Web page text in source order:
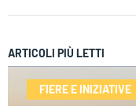
ARTICOLI PIÙ LETTI
FIERE E INIZIATIVE